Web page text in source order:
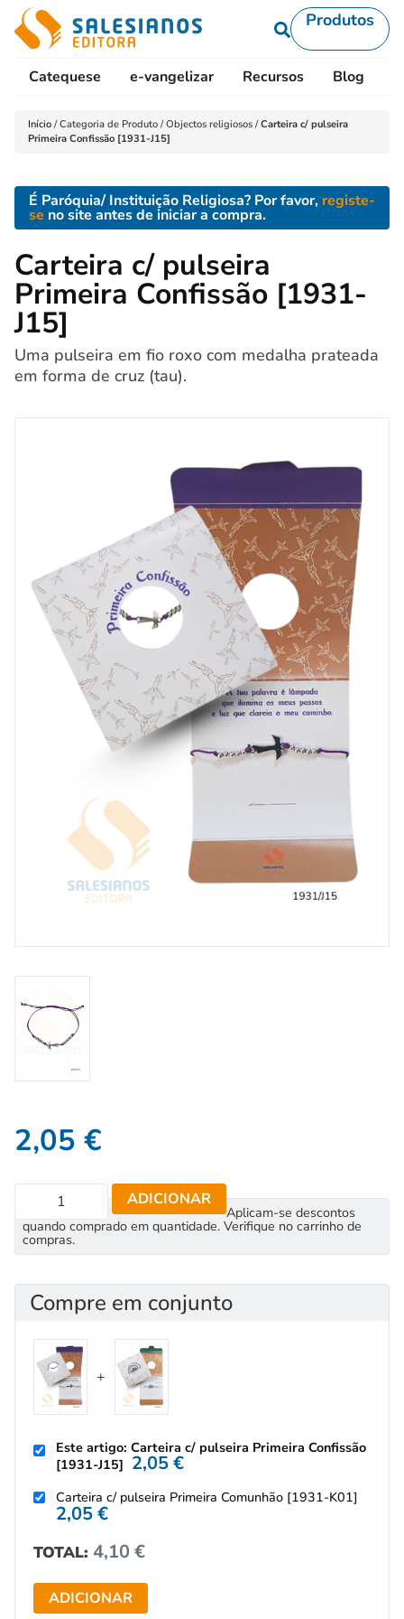
Produtos
Catequese e-vangelizar Recursos Blog
Início /Categoria de Produto /Objectos religiosos /Carteira c/ pulseira
Primeira Confissão [1931-J15]
É Paróquia/ Instituição Religiosa? Por favor, registe-
se no site antes de iniciar a compra.
Carteira c/ pulseira
Primeira Confissão [1931-
J15]
Uma pulseira em fio roxo com medalha prateada
em forma de cruz (tau).
2,05 €
ADICIONAR
Aplicam-se descontos
quando comprado em quantidade. Verifique no carrinho de
compras.
Compre em conjunto
Este artigo: Carteira c/ pulseira Primeira Confissão
[1931-J15] 2,05€
Carteira c/ pulseira Primeira Comunhão [1931-K01]
2,05€
TOTAL: 4,10 €
ADICIONAR